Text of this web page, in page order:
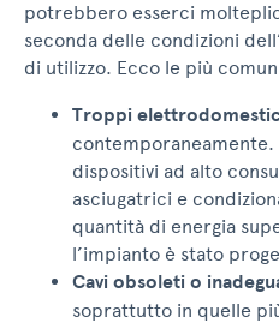
potrebbero esserci
seconda delle condizioni
di utilizzo. Ecco le più
Troppi
contemporaneamente.
dispositivi ad alto
asciugatrici e
quantità di energia
l’impianto è stato
Cavi obsoleti o
soprattutto in quelle